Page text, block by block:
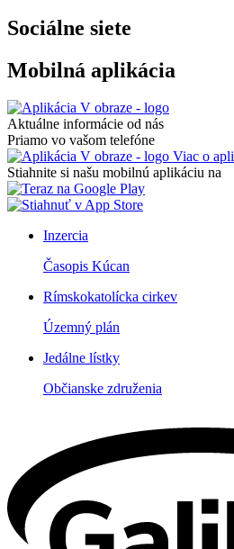
Sociálne siete
Mobilná aplikácia
Aktuálne informácie od nás
Priamo vo vašom telefóne
Viac o
Stiahnite si našu mobilnú aplikáciu na
Inzercia
Časopis Kúcan
Rímskokatolícka cirkev
Územný plán
Jedálne lístky
Občianske združenia